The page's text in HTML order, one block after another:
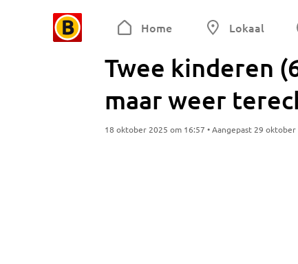
Home Lokaal
Twee kinderen
maar weer
18 oktober 2025 om 16:57 • Aangepast 29